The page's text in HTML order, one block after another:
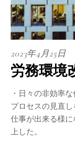
2023年4月25日
労務環境
・日々の非効率
プロセスの見直
仕事が出来る様
上した。